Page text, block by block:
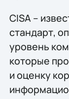
CISA –
стандарт,
уровень
которые
и оценку